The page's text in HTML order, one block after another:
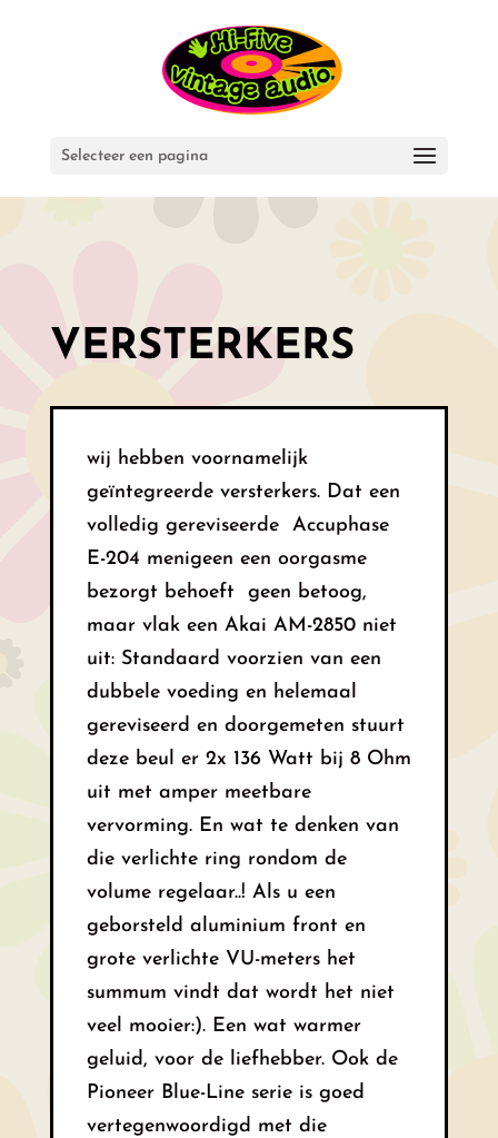
Selecteer een pagina
VERSTERKERS
wij hebben voornamelijk
geïntegreerde versterkers. Dat een
volledig gereviseerde Accuphase
E-204 menigeen een oorgasme
bezorgt behoeft geen betoog,
maar vlak een Akai AM-2850 niet
uit: Standaard voorzien van een
dubbele voeding en helemaal
gereviseerd en doorgemeten stuurt
deze beul er 2x 136 Watt bij 8 Ohm
uit met amper meetbare
vervorming. En wat te denken van
die verlichte ring rondom de
volume regelaar..! Als u een
geborsteld aluminium front en
grote verlichte VU-meters het
summum vindt dat wordt het niet
veel mooier:). Een wat warmer
geluid, voor de liefhebber. Ook de
Pioneer Blue-Line serie is goed
vertegenwoordigd met die